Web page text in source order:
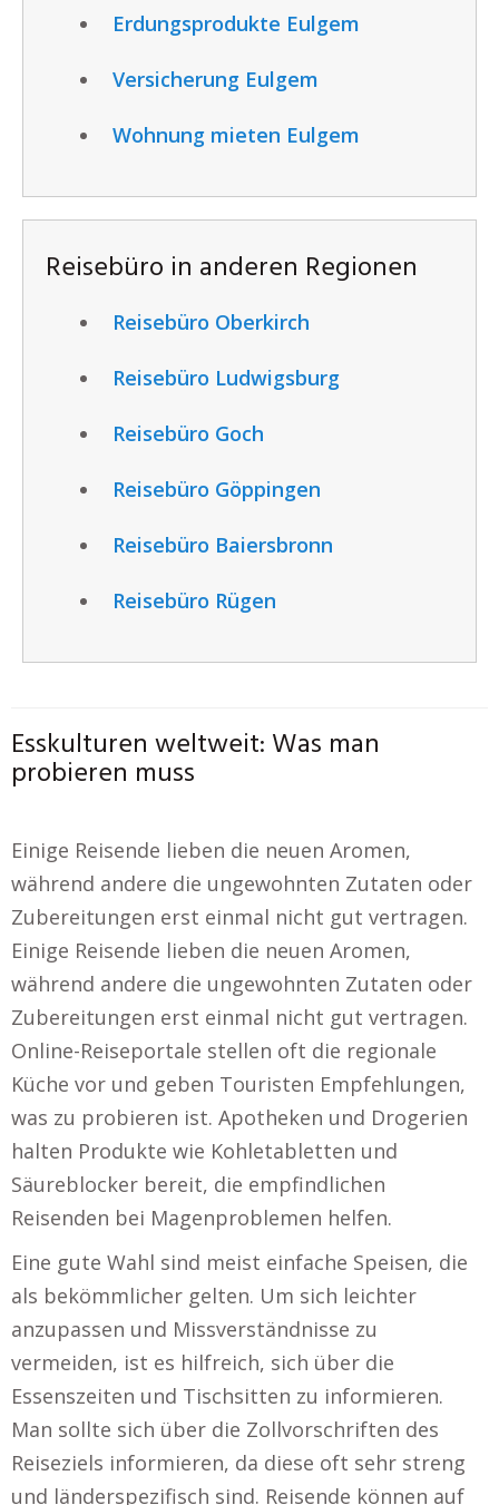
Erdungsprodukte Eulgem
Versicherung Eulgem
Wohnung mieten Eulgem
Reisebüro in anderen Regionen
Reisebüro Oberkirch
Reisebüro Ludwigsburg
Reisebüro Goch
Reisebüro Göppingen
Reisebüro Baiersbronn
Reisebüro Rügen
Esskulturen weltweit: Was man
probieren muss
Einige Reisende lieben die neuen Aromen,
während andere die ungewohnten Zutaten oder
Zubereitungen erst einmal nicht gut vertragen.
Einige Reisende lieben die neuen Aromen,
während andere die ungewohnten Zutaten oder
Zubereitungen erst einmal nicht gut vertragen.
Online-Reiseportale stellen oft die regionale
Küche vor und geben Touristen Empfehlungen,
was zu probieren ist. Apotheken und Drogerien
halten Produkte wie Kohletabletten und
Säureblocker bereit, die empfindlichen
Reisenden bei Magenproblemen helfen.
Eine gute Wahl sind meist einfache Speisen, die
als bekömmlicher gelten. Um sich leichter
anzupassen und Missverständnisse zu
vermeiden, ist es hilfreich, sich über die
Essenszeiten und Tischsitten zu informieren.
Man sollte sich über die Zollvorschriften des
Reiseziels informieren, da diese oft sehr streng
und länderspezifisch sind. Reisende können auf